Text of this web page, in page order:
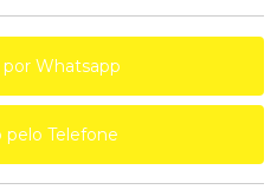
Whatsapp
Telefone